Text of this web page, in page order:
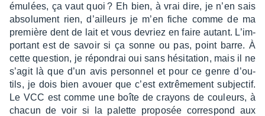
émulées, ça vaut quoi ? Eh bien, à vrai dire, je n’en sais
abso­lu­ment rien, d’ailleurs je m’en fiche comme de ma
première dent de lait et vous devriez en faire autant. L’im­
por­tant est de savoir si ça sonne ou pas, point barre. À
cette ques­tion, je répon­drai oui sans hési­ta­tion, mais il ne
s’agit là que d’un avis person­nel et pour ce genre d’ou­
tils, je dois bien avouer que c’est extrê­me­ment subjec­tif.
Le VCC est comme une boîte de crayons de couleurs, à
chacun de voir si la palette propo­sée corres­pond aux